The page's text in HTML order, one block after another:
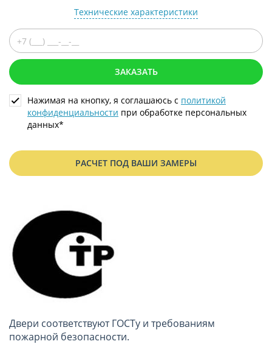
Технические характеристики
ЗАКАЗАТЬ
Нажимая на кнопку, я соглашаюсь с политикой
конфиденциальности при обработке персональных
данных*
РАСЧЕТ ПОД ВАШИ ЗАМЕРЫ
Двери соответствуют ГОСТу и требованиям
пожарной безопасности.